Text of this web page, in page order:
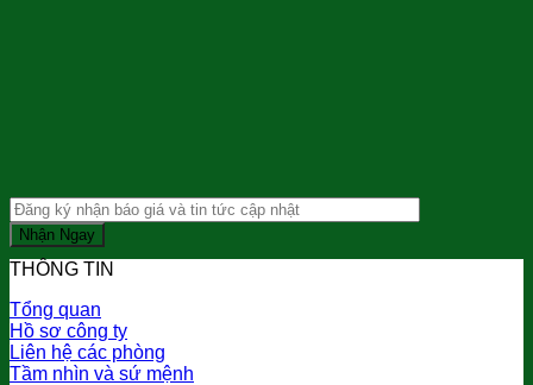
THÔNG TIN
Tổng quan
Hồ sơ công ty
Liên hệ các phòng
Tầm nhìn và sứ mệnh